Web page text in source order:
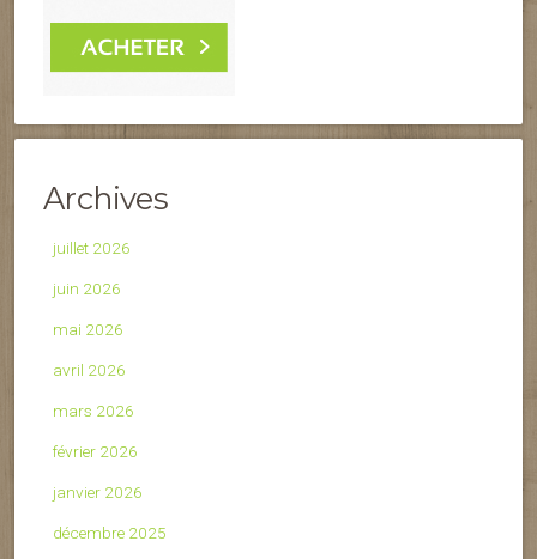
Archives
juillet 2026
juin 2026
mai 2026
avril 2026
mars 2026
février 2026
janvier 2026
décembre 2025